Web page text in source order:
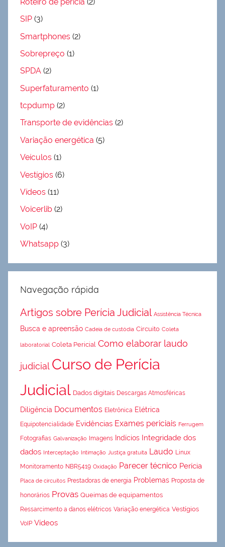
SIP (3)
Smartphones (2)
Sobrepreço (1)
SPDA (2)
Superfaturamento (1)
tcpdump (2)
Transporte de evidências (2)
Variação energética (5)
Veículos (1)
Vestígios (6)
Vídeos (11)
Voicerlib (2)
VoIP (4)
Whatsapp (3)
Navegação rápida
Artigos sobre Perícia Judicial Assistência Técnica
Busca e apreensão Cadeia de custódia Circuito Coleta
laboratorial Coleta Pericial Como elaborar laudo
judicial Curso de Perícia
Judicial Dados digitais Descargas Atmosféricas
Diligência Documentos Eletrônica Elétrica
Equipotencialidade Evidências Exames periciais Ferrugem
Fotografias Galvanização Imagens Indícios Integridade dos
dados Interceptação Intimação Justiça gratuita Laudo Linux
Monitoramento NBR5419 Oxidação Parecer técnico Perícia
Placa de circuitos Prestadoras de energia Problemas Proposta de
honorários Provas Queimas de equipamentos
Ressarcimento a danos elétricos Variação energética Vestígios
VoIP Vídeos